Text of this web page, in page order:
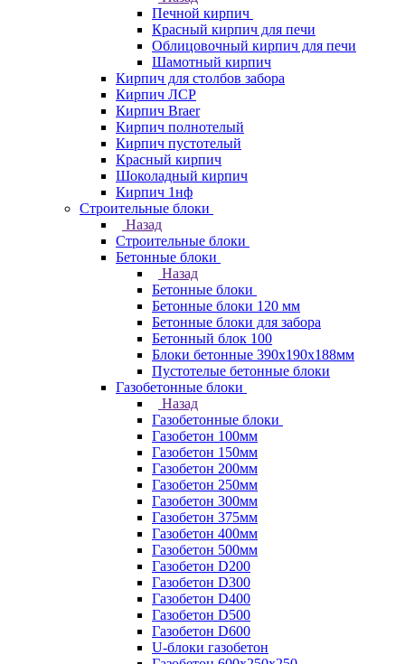
Печной кирпич
Красный кирпич для печи
Облицовочный кирпич для печи
Шамотный кирпич
Кирпич для столбов забора
Кирпич ЛСР
Кирпич Braer
Кирпич полнотелый
Кирпич пустотелый
Красный кирпич
Шоколадный кирпич
Кирпич 1нф
Строительные блоки
Назад
Строительные блоки
Бетонные блоки
Назад
Бетонные блоки
Бетонные блоки 120 мм
Бетонные блоки для забора
Бетонный блок 100
Блоки бетонные 390х190х188мм
Пустотелые бетонные блоки
Газобетонные блоки
Назад
Газобетонные блоки
Газобетон 100мм
Газобетон 150мм
Газобетон 200мм
Газобетон 250мм
Газобетон 300мм
Газобетон 375мм
Газобетон 400мм
Газобетон 500мм
Газобетон D200
Газобетон D300
Газобетон D400
Газобетон D500
Газобетон D600
U-блоки газобетон